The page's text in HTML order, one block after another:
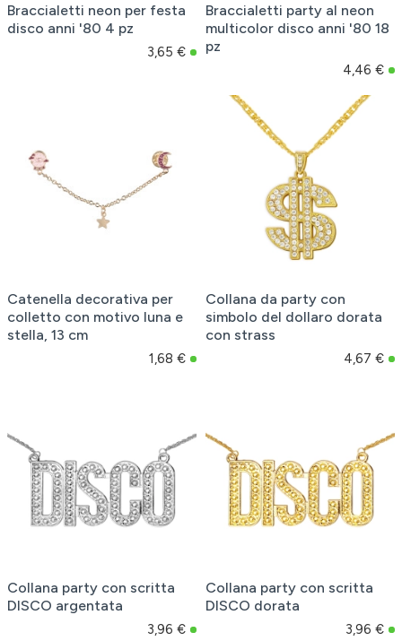
Braccialetti neon per festa
disco anni '80 4 pz
3,65 €
Braccialetti party al neon
multicolor disco anni '80 18
pz
4,46 €
Catenella decorativa per
colletto con motivo luna e
stella, 13 cm
1,68 €
Collana da party con
simbolo del dollaro dorata
con strass
4,67 €
Collana party con scritta
DISCO argentata
3,96 €
Collana party con scritta
DISCO dorata
3,96 €